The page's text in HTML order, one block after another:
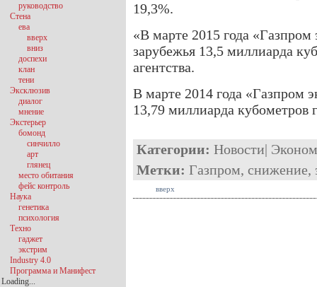
19,3%.
«В марте 2015 года «Газпром
зарубежья 13,5 миллиарда
агентства.
В марте 2014 года «Газпром
13,79 миллиарда кубометров
Категории: Новости|
Метки: Газпром, снижение,
вверх
руководство
Стена
ева
вверх
вниз
доспехи
клан
тени
Эксклюзив
диалог
мнение
Экстерьер
бомонд
синчилло
арт
глянец
место обитания
фейс контроль
Наука
генетика
психология
Техно
гаджет
экстрим
Industry 4.0
Программа и Манифест
Loading...